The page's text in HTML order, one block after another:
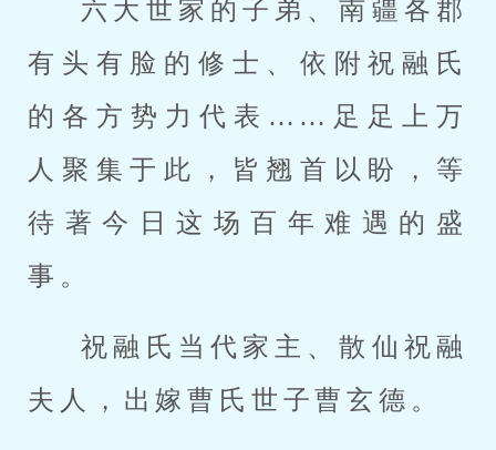
六大世家的子弟、南疆各郡
有头有脸的修士、依附祝融氏
的各方势力代表……足足上万
人聚集于此，皆翘首以盼，等
待著今日这场百年难遇的盛
事。
祝融氏当代家主、散仙祝融
夫人，出嫁曹氏世子曹玄德。